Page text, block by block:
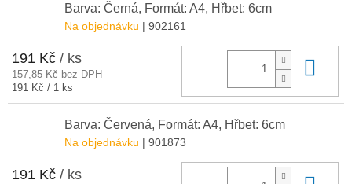
Barva: Černá, Formát: A4, Hřbet: 6cm
Na objednávku | 902161
191 Kč / ks
157,85 Kč bez DPH
Měrná
191 Kč / 1 ks
Barva: Červená, Formát: A4, Hřbet: 6cm
Na objednávku | 901873
191 Kč / ks